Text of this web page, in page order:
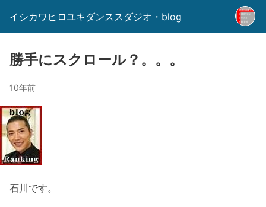
イシカワヒロユキダンススダジオ・blog
勝手にスクロール？。。。
10年前
石川です。